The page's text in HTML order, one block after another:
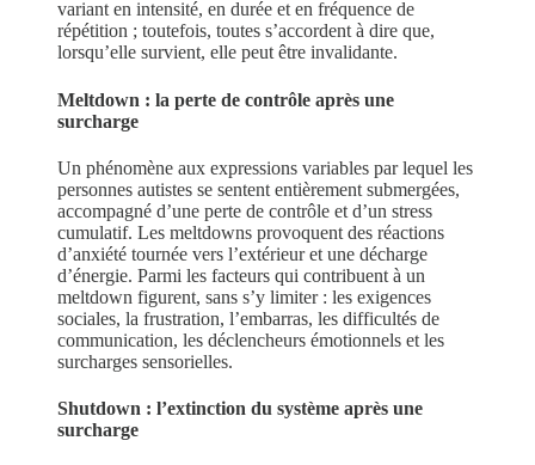
variant en intensité, en durée et en fréquence de
répétition ; toutefois, toutes s’accordent à dire que,
lorsqu’elle survient, elle peut être invalidante.
Meltdown : la perte de contrôle après une
surcharge
Un phénomène aux expressions variables par lequel les
personnes autistes se sentent entièrement submergées,
accompagné d’une perte de contrôle et d’un stress
cumulatif. Les meltdowns provoquent des réactions
d’anxiété tournée vers l’extérieur et une décharge
d’énergie. Parmi les facteurs qui contribuent à un
meltdown figurent, sans s’y limiter : les exigences
sociales, la frustration, l’embarras, les difficultés de
communication, les déclencheurs émotionnels et les
surcharges sensorielles.
Shutdown : l’extinction du système après une
surcharge